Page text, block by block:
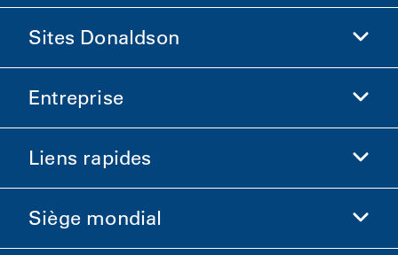
Sites Donaldson
Donaldson Sciences de la vie
Entreprise
Informations sur l'entreprise
Carrières
Liens rapides
Investisseurs
Siège mondial